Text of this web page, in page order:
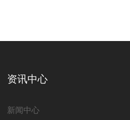
资讯中心
新闻中心